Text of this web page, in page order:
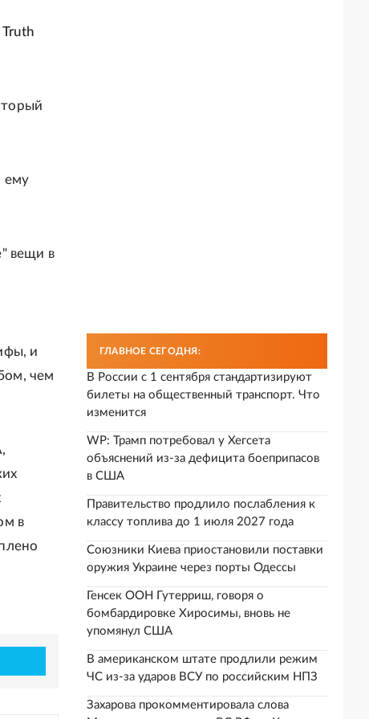
ему
вещи в
и
чем
в
ГЛАВНОЕ СЕГОДНЯ:
В России с 1 сентября стандартизируют
билеты на общественный транспорт. Что
изменится
WP: Трамп потребовал у Хегсета
объяснений из-за дефицита боеприпасов
в США
Правительство продлило послабления к
классу топлива до 1 июля 2027 года
Союзники Киева приостановили поставки
оружия Украине через порты Одессы
Генсек ООН Гутерриш, говоря о
бомбардировке Хиросимы, вновь не
упомянул США
В американском штате продлили режим
ЧС из-за ударов ВСУ по российским НПЗ
Захарова прокомментировала слова